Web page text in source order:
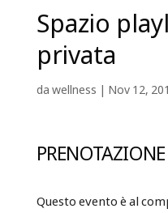
Spazio
privata
dawellness | Nov 12,
PRENOTAZIONE
Questo evento è al